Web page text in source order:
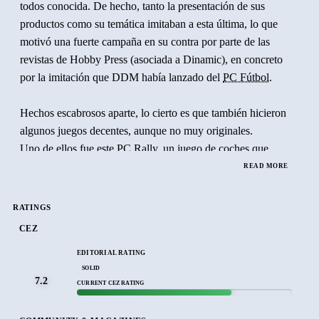
todos conocida. De hecho, tanto la presentación de sus
productos como su temática imitaban a esta última, lo que
motivó una fuerte campaña en su contra por parte de las
revistas de Hobby Press (asociada a Dinamic), en concreto
por la imitación que DDM había lanzado del PC Fútbol.
Hechos escabrosos aparte, lo cierto es que también hicieron
algunos juegos decentes, aunque no muy originales.
Uno de ellos fue este PC Rally, un juego de coches que
En PC Rally puedes elegir entre dos coches, un Toyota y un
Los gráficos no son nada del otro mundo pero cumplen con
su cometido. Se tira de las digitalizaciones (toda la
READ MORE
RATINGS
CEZ
7.2
EDITORIAL RATING
SOLID
CURRENT CEZ RATING